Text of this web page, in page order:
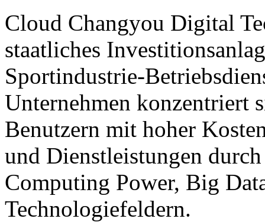
Cloud Changyou Digital
staatliches
Sportindustrie-
Unternehmen konzentriert
Benutzern mit hoher
und Dienstleistungen
Computing Power, Big
Technologiefeldern.